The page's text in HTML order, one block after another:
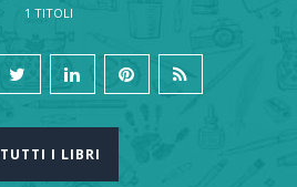
1 TITOLI
TUTTI I LIBRI